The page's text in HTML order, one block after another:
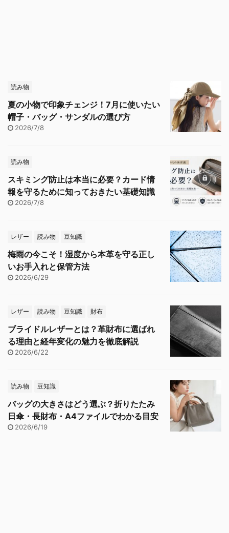
読み物
夏の小物で印象チェンジ！7月に使いたい
帽子・バッグ・サンダルの選び方
2026/7/8
読み物
スキミング防止は本当に必要？カード情
報を守るために知っておきたい基礎知識
2026/7/8
レザー 読み物 豆知識
梅雨の今こそ！湿度から本革を守る正し
いお手入れと保管方法
2026/6/29
レザー 読み物 豆知識 財布
ブライドルレザーとは？革財布に選ばれ
る理由と経年変化の魅力を徹底解説
2026/6/22
読み物 豆知識
バッグの大きさはどう選ぶ？折りたたみ
日傘・長財布・A4ファイルでわかる目安
2026/6/19